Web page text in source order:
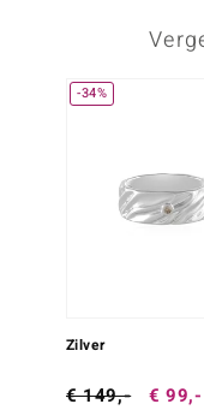
-34%
Zilver
€ 149,- € 99,-